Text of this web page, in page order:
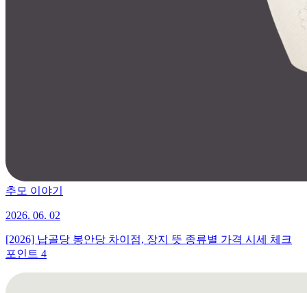
추모 이야기
2026. 06. 02
[2026] 납골당 봉안당 차이점, 장지 뜻 종류별 가격 시세 체크
포인트 4